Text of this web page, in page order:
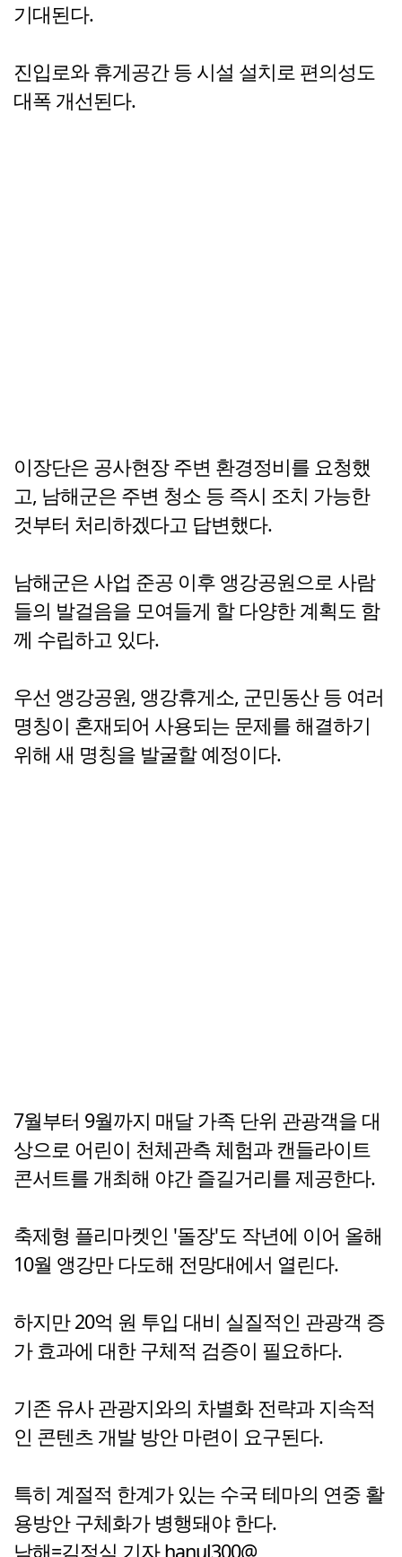
기대된다.
진입로와 휴게공간 등 시설 설치로 편의성도
대폭 개선된다.
이장단은 공사현장 주변 환경정비를 요청했
고, 남해군은 주변 청소 등 즉시 조치 가능한
것부터 처리하겠다고 답변했다.
남해군은 사업 준공 이후 앵강공원으로 사람
들의 발걸음을 모여들게 할 다양한 계획도 함
께 수립하고 있다.
우선 앵강공원, 앵강휴게소, 군민동산 등 여러
명칭이 혼재되어 사용되는 문제를 해결하기
위해 새 명칭을 발굴할 예정이다.
7월부터 9월까지 매달 가족 단위 관광객을 대
상으로 어린이 천체관측 체험과 캔들라이트
콘서트를 개최해 야간 즐길거리를 제공한다.
축제형 플리마켓인 '돌장'도 작년에 이어 올해
10월 앵강만 다도해 전망대에서 열린다.
하지만 20억 원 투입 대비 실질적인 관광객 증
가 효과에 대한 구체적 검증이 필요하다.
기존 유사 관광지와의 차별화 전략과 지속적
인 콘텐츠 개발 방안 마련이 요구된다.
특히 계절적 한계가 있는 수국 테마의 연중 활
용방안 구체화가 병행돼야 한다.
남해=김정식 기자 hanul300@